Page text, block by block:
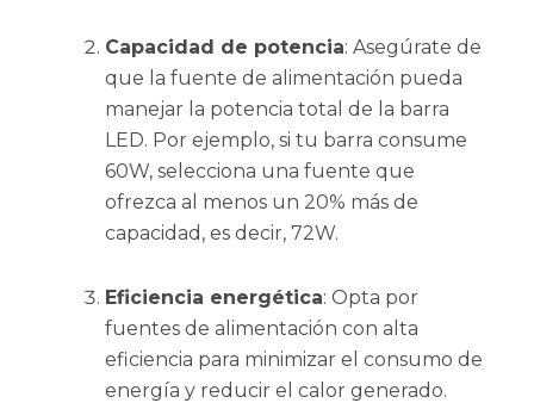
Capacidad de potencia: Asegúrate de
que la fuente de alimentación pueda
manejar la potencia total de la barra
LED. Por ejemplo, si tu barra consume
60W, selecciona una fuente que
ofrezca al menos un 20% más de
capacidad, es decir, 72W.
Eficiencia energética: Opta por
fuentes de alimentación con alta
eficiencia para minimizar el consumo de
energía y reducir el calor generado.